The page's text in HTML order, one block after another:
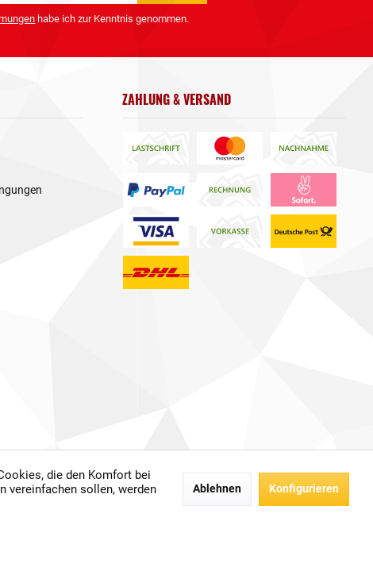
habe ich zur Kenntnis genommen.
ZAHLUNG & VERSAND
anders beschrieben.
die den Komfort bei
vereinfachen sollen, werden
Ablehnen Konfigurieren